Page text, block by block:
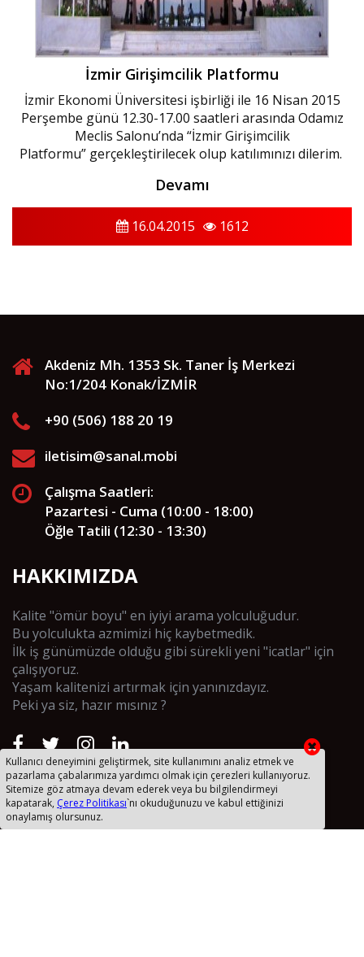
İzmir Girişimcilik Platformu
İzmir Ekonomi Üniversitesi işbirliği ile 16 Nisan 2015
Perşembe günü 12.30-17.00 saatleri arasında Odamız
Meclis Salonu’nda “İzmir Girişimcilik
Platformu” gerçekleştirilecek olup katılımınızı dilerim.
Devamı
16.04.2015 1612
Akdeniz Mh. 1353 Sk. Taner İş Merkezi
No:1/204 Konak/İZMİR
+90 (506) 188 20 19
iletisim@sanal.mobi
Çalışma Saatleri:
Pazartesi - Cuma (10:00 - 18:00)
Öğle Tatili (12:30 - 13:30)
HAKKIMIZDA
Kalite "ömür boyu" en iyiyi arama yolculuğudur.
Bu yolculukta azmimizi hiç kaybetmedik.
İlk iş günümüzde olduğu gibi sürekli yeni "icatlar" için
çalışıyoruz.
Yaşam kalitenizi artırmak için yanınızdayız.
Peki ya siz, hazır mısınız ?
Uzak Bağlantı Yazılımı
Taslaklar
Kullanıcı deneyimini geliştirmek, site kullanımını analiz etmek ve
pazarlama çabalarımıza yardımcı olmak için çerezleri kullanıyoruz.
Sitemize göz atmaya devam ederek veya bu bilgilendirmeyi
kapatarak, Çerez Politikası`nı okuduğunuzu ve kabul ettiğinizi
onaylamış olursunuz.